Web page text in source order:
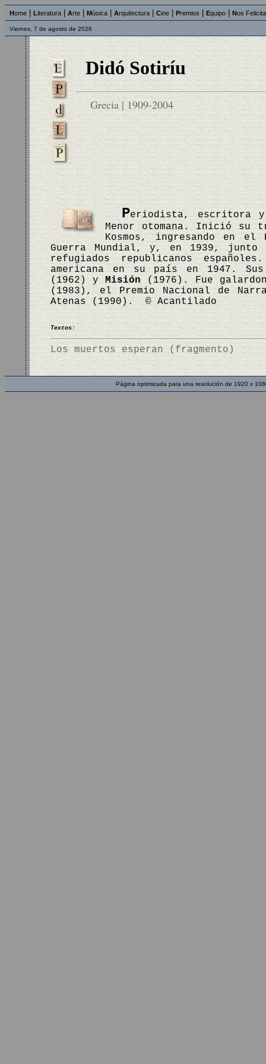
Home Literatura Arte Música Arquitectura Cine Premios Equipo Nos
Viernes, 7 de agosto de 2026
Didó Sotiríu
Grecia | 1909-2004
Periodista, escritora y
Menor otomana. Inició su
Kosmos, ingresando en
Guerra Mundial, y, en 1939,
refugiados republicanos
americana en su país en 1947.
(1962) y Misión (1976). Fue
(1983), el Premio Nacional de
Atenas (1990). © Acantilado
Textos:
Los muertos esperan (fragmento)
Página optimizada para una resolución de 1920 x